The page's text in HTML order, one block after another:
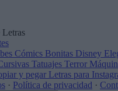
Letras
Cómics Bonitas Disney
Tatuajes Terror
y pegar Letras para
· Política de privacidad ·